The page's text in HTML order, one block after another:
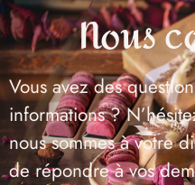
Nous
Vous avez des
informations ?
nous sommes à votre
de répondre à vos